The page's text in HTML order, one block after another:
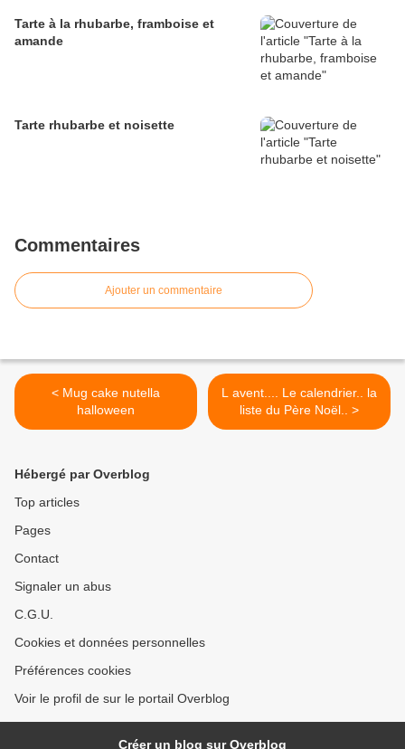
Tarte à la rhubarbe, framboise et
amande
Tarte rhubarbe et noisette
Commentaires
Ajouter un commentaire
< Mug cake nutella
halloween
L avent.... Le calendrier.. la
liste du Père Noël.. >
Hébergé par Overblog
Top articles
Pages
Contact
Signaler un abus
C.G.U.
Cookies et données personnelles
Préférences cookies
Voir le profil de sur le portail Overblog
Créer un blog sur Overblog